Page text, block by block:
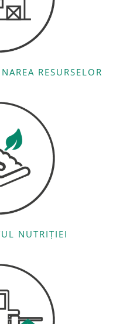
RESURSELOR
NUTRIȚIEI